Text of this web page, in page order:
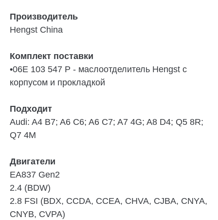
Производитель
Hengst China
Комплект поставки
•06E 103 547 P - маслоотделитель Hengst с
корпусом и прокладкой
Подходит
Audi: A4 B7; A6 C6; A6 C7; A7 4G; A8 D4; Q5 8R;
Q7 4M
Двигатели
EA837 Gen2
2.4 (BDW)
2.8 FSI (BDX, CCDA, CCEA, CHVA, CJBA, CNYA,
CNYB, CVPA)